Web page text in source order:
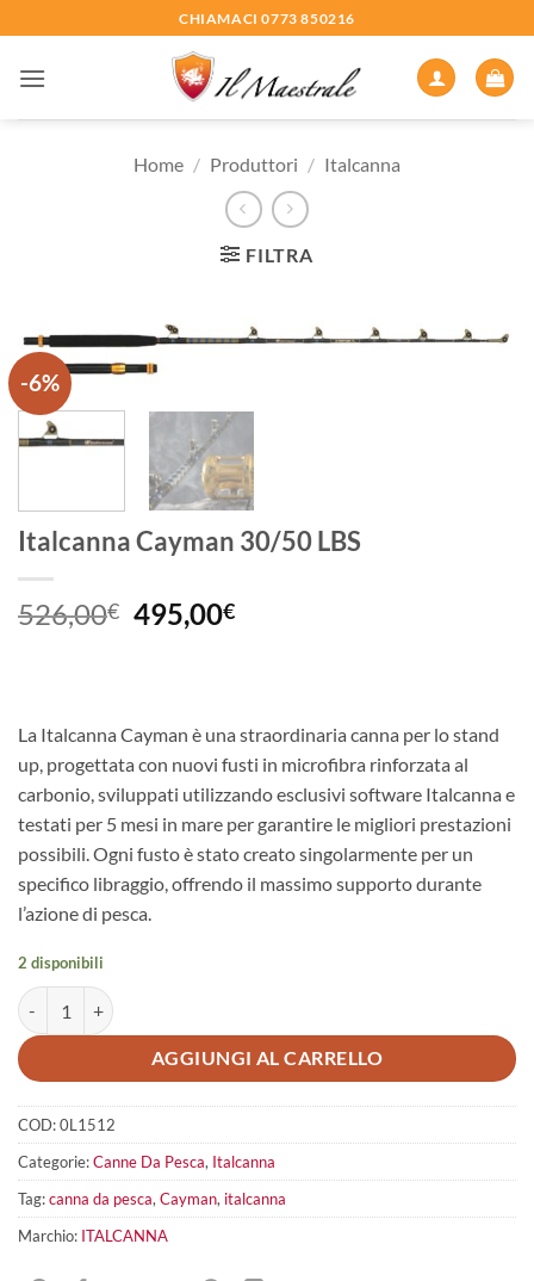
ai
contenuti
CHIAMACI 0773 850216
Home / Produttori / Italcanna
FILTRA
-6%
Italcanna Cayman 30/50 LBS
526,00€ Il
prezzo
526,00€.
495,00€Il
495,00€.
La Italcanna Cayman è una straordinaria canna per lo stand
up, progettata con nuovi fusti in microfibra rinforzata al
carbonio, sviluppati utilizzando esclusivi software Italcanna e
testati per 5 mesi in mare per garantire le migliori prestazioni
possibili. Ogni fusto è stato creato singolarmente per un
specifico libraggio, offrendo il massimo supporto durante
l’azione di pesca.
2 disponibili
Italcanna Cayman 30/50 LBS quantità
AGGIUNGI AL CARRELLO
COD:0L1512
Categorie:Canne Da Pesca, Italcanna
Tag:canna da pesca,Cayman, italcanna
Marchio: ITALCANNA